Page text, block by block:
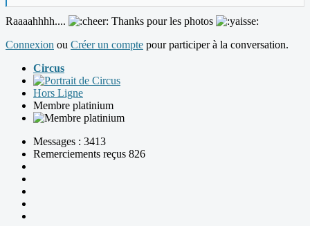
Raaaahhhh....
Thanks pour les photos
Connexion ou Créer un compte pour participer à la conversation.
Circus
Hors Ligne
Membre platinium
Messages : 3413
Remerciements reçus 826